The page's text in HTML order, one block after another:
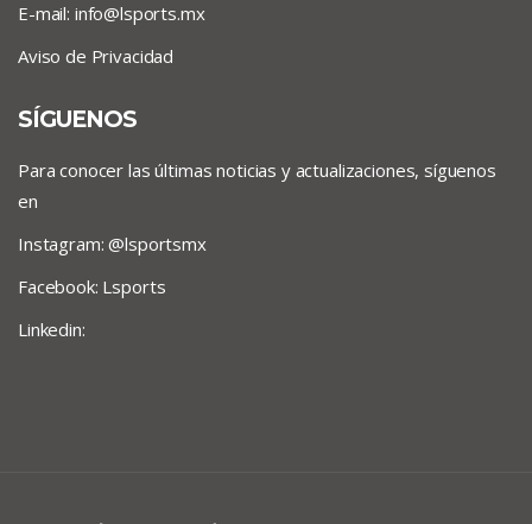
E-mail: info@lsports.mx
Aviso de Privacidad
SÍGUENOS
Para conocer las últimas noticias y actualizaciones, síguenos
en
Instagram: @lsportsmx
Facebook: Lsports
Linkedin: